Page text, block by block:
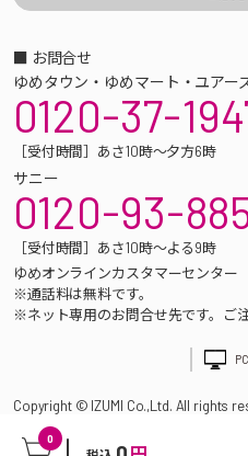
0
■ お問合せ
ゆめタウン・ゆめマート・ユアー
0120-37-
［受付時間］あさ10時～夕方6時
サニー
0120-93-
［受付時間］あさ10時～よる9時
ゆめオンラインカスタマーセンター
※通話料は無料です。
※ネット専用のお問合せ先です。ご
Copyright © IZUMI Co.,Ltd. All rights